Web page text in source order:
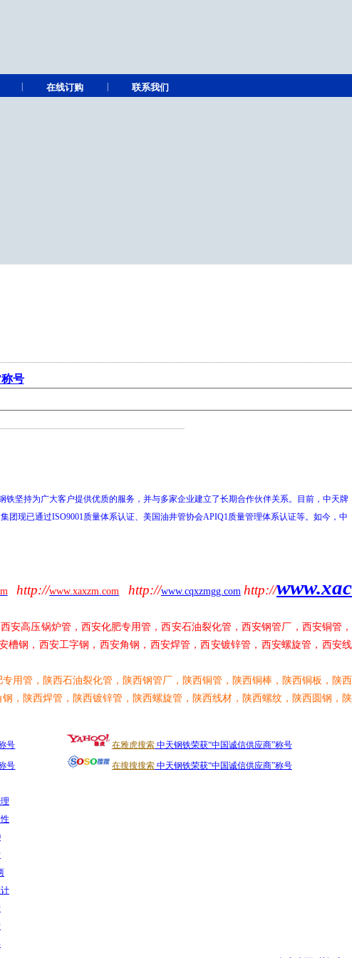
在线订购 联系我们
号
坚持为广大客户提供优质的服务，并与多家企业建立了长期合作伙伴关系。目前，中天牌
现已通过ISO9001质量体系认证、美国油井管协会APIQ1质量管理体系认证等。如今，中
http://www.xaxzm.com http://www.cqxzmgg.com http://www.xac
高压锅炉管，西安化肥专用管，西安石油裂化管，西安钢管厂，西安铜管，
钢，西安工字钢，西安角钢，西安焊管，西安镀锌管，西安螺旋管，西安线
用管，陕西石油裂化管，陕西钢管厂，陕西铜管，陕西铜棒，陕西铜板，陕西
，陕西焊管，陕西镀锌管，陕西螺旋管，陕西线材，陕西螺纹，陕西圆钢，陕
号 在雅虎搜索中天钢铁荣获“中国诚信供应商”称号
号 在搜搜搜索中天钢铁荣获“中国诚信供应商”称号